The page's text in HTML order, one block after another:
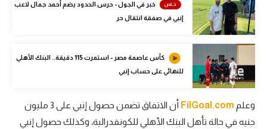
رياضة نسائية
آسيا
أمريكا
ركن الألعاب
أقسام خاصة
خبر في الجول - حرس الحدود يضم أحمد جمال لاعب
إنبي في صفقة انتقال حر
كأس عاصمة مصر - استمرت 115 دقيقة.. البنك الأهلي
للنهائي على حساب إنبي
وعلم FilGoal.com
أن الاتفاق تضمن حصول إنبي على 3 مليون
جنيه في حالة تأهل البنك الأهلي للكونفدرالية، وكذلك حصول إنبي